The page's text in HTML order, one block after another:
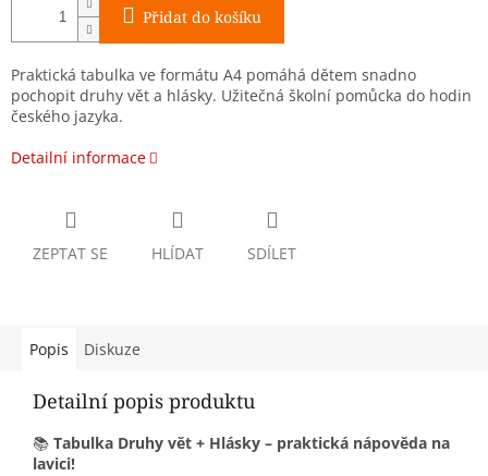
Přidat do košíku
Praktická tabulka ve formátu A4 pomáhá dětem snadno
pochopit druhy vět a hlásky. Užitečná školní pomůcka do hodin
českého jazyka.
Detailní informace
ZEPTAT SE HLÍDAT SDÍLET
Popis Diskuze
Detailní popis produktu
📚 Tabulka Druhy vět + Hlásky – praktická nápověda na
lavici!